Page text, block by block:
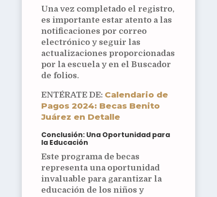
Una vez completado el registro,
es importante estar atento a las
notificaciones por correo
electrónico y seguir las
actualizaciones proporcionadas
por la escuela y en el Buscador
de folios.
ENTÉRATE DE: Calendario de
Pagos 2024: Becas Benito
Juárez en Detalle
Conclusión: Una Oportunidad para
la Educación
Este programa de becas
representa una oportunidad
invaluable para garantizar la
educación de los niños y